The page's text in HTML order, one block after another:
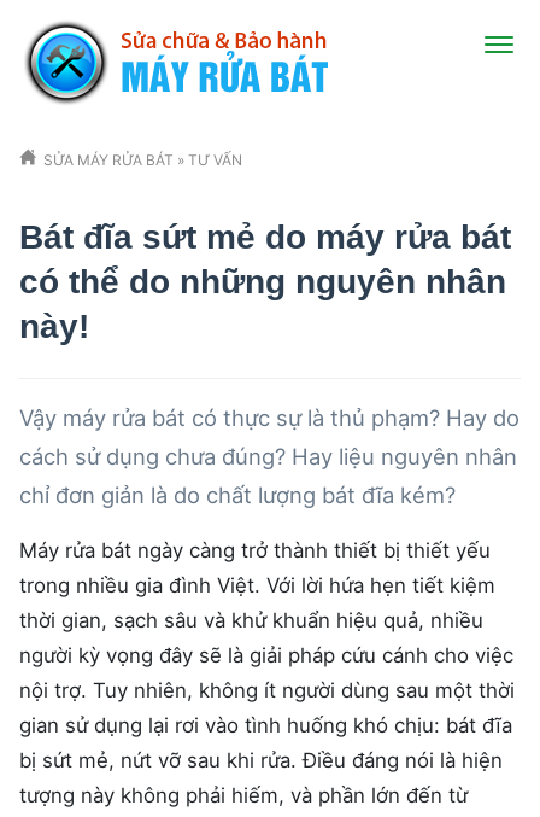
SỬA MÁY RỬA BÁT » TƯ VẤN
Bát đĩa sứt mẻ do máy rửa bát
có thể do những nguyên nhân
này!
Vậy máy rửa bát có thực sự là thủ phạm? Hay do
cách sử dụng chưa đúng? Hay liệu nguyên nhân
chỉ đơn giản là do chất lượng bát đĩa kém?
Máy rửa bát ngày càng trở thành thiết bị thiết yếu
trong nhiều gia đình Việt. Với lời hứa hẹn tiết kiệm
thời gian, sạch sâu và khử khuẩn hiệu quả, nhiều
người kỳ vọng đây sẽ là giải pháp cứu cánh cho việc
nội trợ. Tuy nhiên, không ít người dùng sau một thời
gian sử dụng lại rơi vào tình huống khó chịu: bát đĩa
bị sứt mẻ, nứt vỡ sau khi rửa. Điều đáng nói là hiện
tượng này không phải hiếm, và phần lớn đến từ